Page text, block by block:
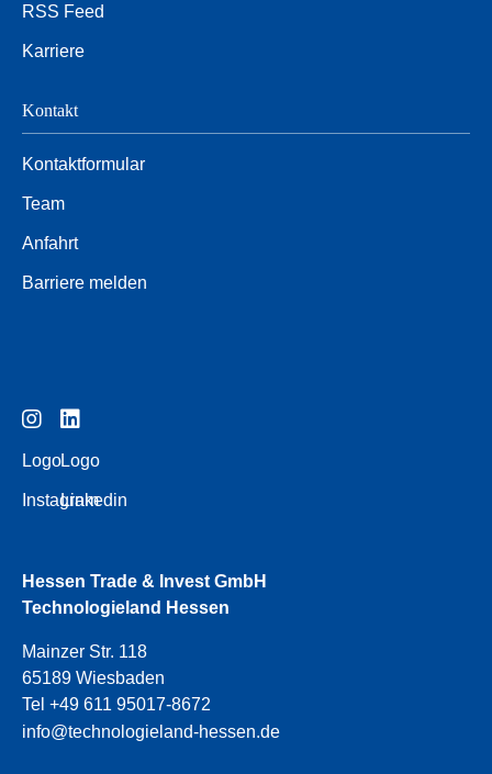
RSS Feed
Karriere
Kontakt
Kontaktformular
Team
Anfahrt
Barriere melden
Logo
Instagram
Logo
Linkedin
Hessen Trade & Invest GmbH
Technologieland Hessen
Mainzer Str. 118
65189 Wiesbaden
Tel +49 611 95017-8672
info@technologieland-hessen.de